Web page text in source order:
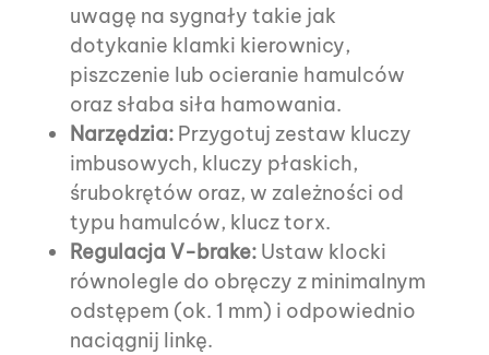
uwagę na sygnały takie jak
dotykanie klamki kierownicy,
piszczenie lub ocieranie hamulców
oraz słaba siła hamowania.
Narzędzia: Przygotuj zestaw kluczy
imbusowych, kluczy płaskich,
śrubokrętów oraz, w zależności od
typu hamulców, klucz torx.
Regulacja V-brake: Ustaw klocki
równolegle do obręczy z minimalnym
odstępem (ok. 1 mm) i odpowiednio
naciągnij linkę.